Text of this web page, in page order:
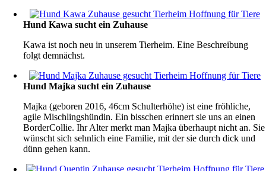
Hund Kawa sucht ein Zuhause
Kawa ist noch neu in unserem Tierheim. Eine Beschreibung
folgt demnächst.
Hund Majka sucht ein Zuhause
Majka (geboren 2016, 46cm Schulterhöhe) ist eine fröhliche,
agile Mischlingshündin. Ein bisschen erinnert sie uns an einen
BorderCollie. Ihr Alter merkt man Majka überhaupt nicht an. Sie
wünscht sich sehnlich eine Familie, mit der sie durch dick und
dünn gehen kann.